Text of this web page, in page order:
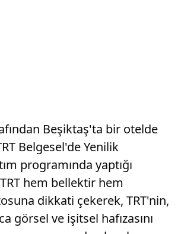
Beşiktaş'ta bir otelde
Belgesel'de Yenilik
programında yaptığı
hem bellektir hem
dikkati çekerek, TRT'nin,
görsel ve işitsel hafızasını